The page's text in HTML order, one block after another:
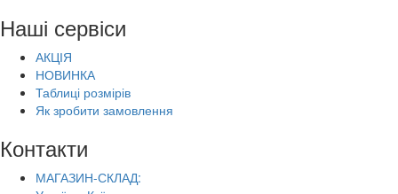
Наші сервіси
АКЦІЯ
НОВИНКА
Таблиці розмірів
Як зробити замовлення
Контакти
МАГАЗИН-СКЛАД: